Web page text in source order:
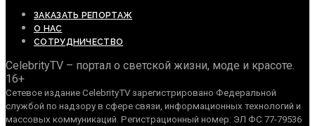
ЗАКАЗАТЬ РЕПОРТАЖ
О НАС
СОТРУДНИЧЕСТВО
CelebrityTV – портал о светской жизни, моде и красоте.
16+
Сетевое издание CelebrityTV зарегистрировано Федеральной
службой по надзору в сфере связи, информационных технологий и
массовых коммуникаций. Регистрационный номер: ЭЛ ФС 77-79536